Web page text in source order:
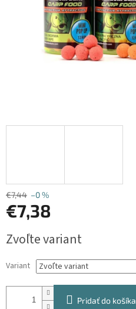
€7,44 –0 %
€7,38
cena:
Zvoľte variant
Variant
Pridať do košíka